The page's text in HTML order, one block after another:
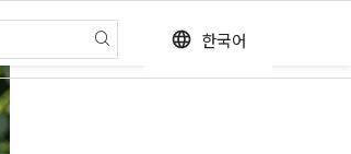
language 한국어